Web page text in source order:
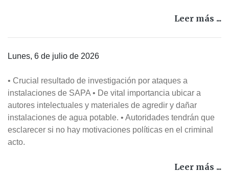
Leer más ...
Lunes, 6 de julio de 2026
• Crucial resultado de investigación por ataques a
instalaciones de SAPA • De vital importancia ubicar a
autores intelectuales y materiales de agredir y dañar
instalaciones de agua potable. • Autoridades tendrán que
esclarecer si no hay motivaciones políticas en el criminal
acto.
Leer más ...